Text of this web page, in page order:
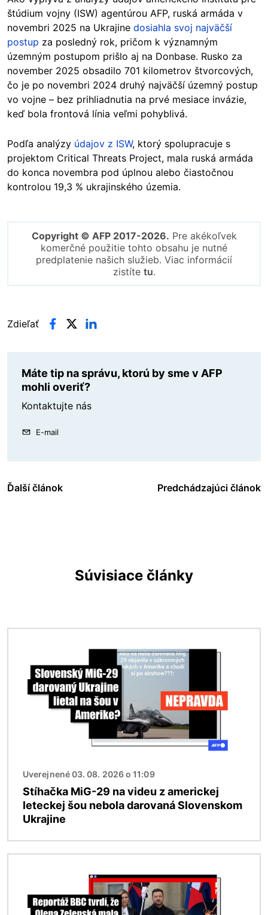
štúdium vojny (ISW) agentúrou AFP, ruská armáda v
novembri 2025 na Ukrajine dosiahla svoj najväčší
postup za posledný rok, pričom k významným
územným postupom prišlo aj na Donbase. Rusko za
november 2025 obsadilo 701 kilometrov štvorcových,
čo je po novembri 2024 druhý najväčší územný postup
vo vojne – bez prihliadnutia na prvé mesiace invázie,
keď bola frontová línia veľmi pohyblivá.
Podľa analýzy údajov z ISW, ktorý spolupracuje s
projektom Critical Threats Project, mala ruská armáda
do konca novembra pod úplnou alebo čiastočnou
kontrolou 19,3 % ukrajinského územia.
Copyright © AFP 2017-2026. Pre akékoľvek
komerčné použitie tohto obsahu je nutné
predplatenie našich služieb. Viac informácií
zistíte tu.
Zdieľať
Máte tip na správu, ktorú by sme v AFP
mohli overiť?
Kontaktujte nás
E-mail
Ďalší článok Predchádzajúci článok
Súvisiace články
Uverejnené 03. 08. 2026 o 11:09
Stíhačka MiG-29 na videu z americkej
leteckej šou nebola darovaná Slovenskom
Ukrajine